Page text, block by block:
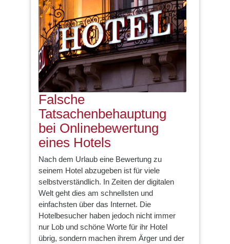
Falsche
Tatsachenbehauptung
bei Onlinebewertung
eines Hotels
Nach dem Urlaub eine Bewertung zu
seinem Hotel abzugeben ist für viele
selbstverständlich. In Zeiten der digitalen
Welt geht dies am schnellsten und
einfachsten über das Internet. Die
Hotelbesucher haben jedoch nicht immer
nur Lob und schöne Worte für ihr Hotel
übrig, sondern machen ihrem Ärger und der